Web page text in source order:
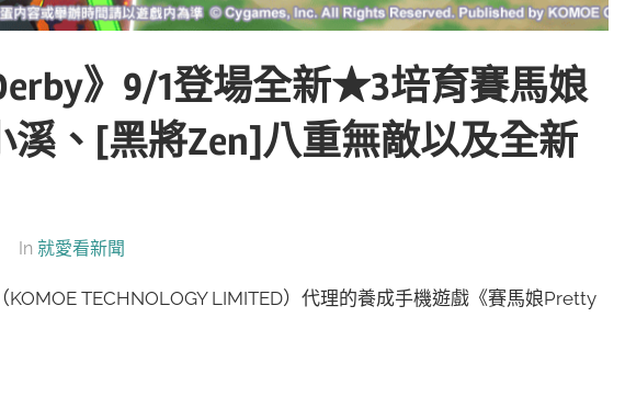
》9/1登場全新★3培育賽馬娘
溪、[黑將Zen]八重無敵以及全新
In 就愛看新聞
TECHNOLOGY LIMITED）代理的養成手機遊戲《賽馬娘Pretty